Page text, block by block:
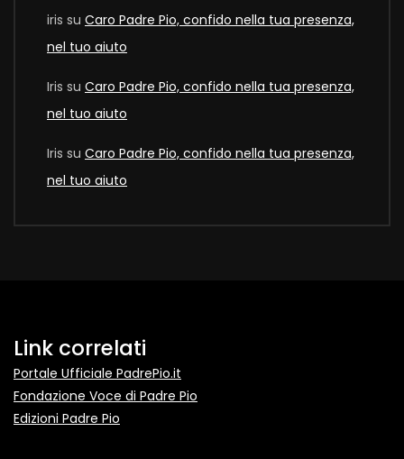
iris su Caro Padre Pio, confido nella tua presenza,
nel tuo aiuto
Iris su Caro Padre Pio, confido nella tua presenza,
nel tuo aiuto
Iris su Caro Padre Pio, confido nella tua presenza,
nel tuo aiuto
Link correlati
Portale Ufficiale PadrePio.it
Fondazione Voce di Padre Pio
Edizioni Padre Pio